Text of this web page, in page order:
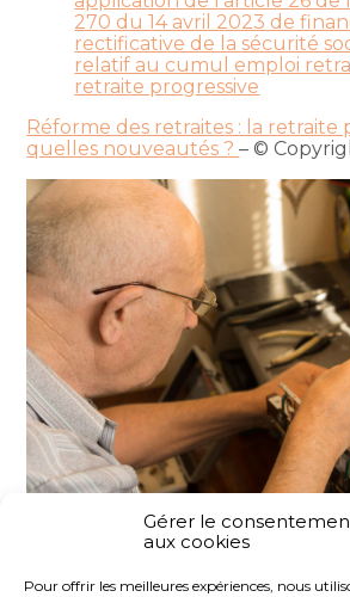
Gérer le
aux cookies
Pour offrir les meilleures expériences, nous
270 du 14 avril 2023 de
rectificative de la sécurité
relatif au cumul emploi
retraite progressive
Réforme des retraites : la retraite
quelles nouveautés ?– ©